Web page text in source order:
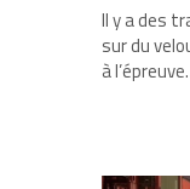
Il y a des
sur du
à